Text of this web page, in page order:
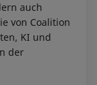
auch
von Coalition
KI und
der